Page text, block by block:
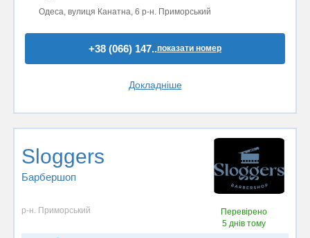
Одеса, вулиця Канатна, 6 р-н. Приморський
+38 (066) 147..показати номер
Докладніше
Sloggers
Барбершоп
р-н. Приморський
Перевірено
5 днів тому